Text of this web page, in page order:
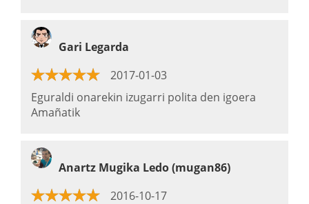
Gari Legarda
2017-01-03
Eguraldi onarekin izugarri polita den igoera
Amañatik
Anartz Mugika Ledo (mugan86)
2016-10-17